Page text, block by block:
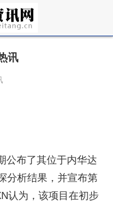
讯
公布了其位于内华达
分析结果，并宣布第
认为，该项目在初步